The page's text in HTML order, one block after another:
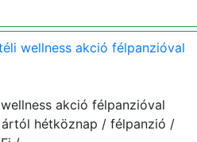
wellness akció félpanzióval
akció félpanzióval
ártól hétköznap / félpanzió /